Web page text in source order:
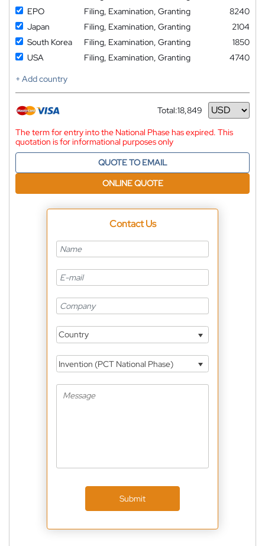
EPO
Filing, Examination, Granting
8240
Japan
Filing, Examination, Granting
2104
South Korea
Filing, Examination, Granting
1850
USA
Filing, Examination, Granting
4740
+ Add country
Total:18,849
Currency
The term for entry into the National Phase has expired. This
quotation is for informational purposes only
QUOTE TO EMAIL
ONLINE QUOTE
Contact Us
Country
Invention (PCT National Phase)
Submit